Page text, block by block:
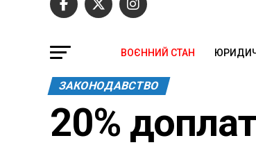
ВОЄННИЙ СТАН
ЗАКОНОДАВСТВО
20%